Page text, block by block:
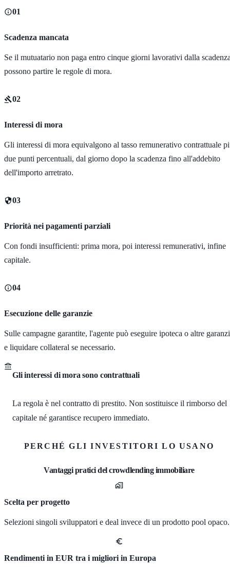
01
Scadenza mancata
Se il mutuatario non paga entro cinque giorni lavorativi dalla
possono partire le regole di mora.
02
Interessi di mora
Gli interessi di mora equivalgono al tasso remunerativo contrattuale
due punti percentuali, dal giorno dopo la scadenza fino all'addebito
dell'importo arretrato.
03
Priorità nei pagamenti parziali
Con fondi insufficienti: prima mora, poi interessi remunerativi, infine
capitale.
04
Esecuzione delle garanzie
Sulle campagne garantite, l'agente può eseguire ipoteca o altre
e liquidare collateral se necessario.
Gli interessi di mora sono contrattuali
La regola è nel contratto di prestito. Non sostituisce il rimborso del
capitale né garantisce recupero immediato.
PERCHÉ GLI INVESTITORI LO USANO
Vantaggi pratici del crowdlending immobiliare
Scelta per progetto
Selezioni singoli sviluppatori e deal invece di un prodotto pool opaco.
Rendimenti in EUR tra i migliori in Europa